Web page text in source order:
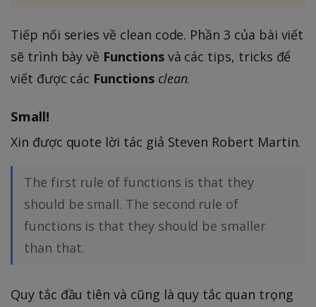
Tiếp nối series về clean code. Phần 3 của bài viết
sẽ trình bày về Functionsvà các tips, tricks để
viết được các Functions clean.
Small!
Xin được quote lời tác giả Steven Robert Martin.
The first rule of functions is that they
should be small. The second rule of
functions is that they should be smaller
than that.
Quy tắc đầu tiên và cũng là quy tắc quan trọng